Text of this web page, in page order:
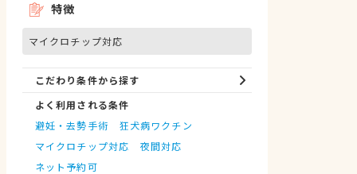
特徴
マイクロチップ対応
こだわり条件から探す
よく利用される条件
避妊・去勢手術
狂犬病ワクチン
マイクロチップ対応
夜間対応
ネット予約可